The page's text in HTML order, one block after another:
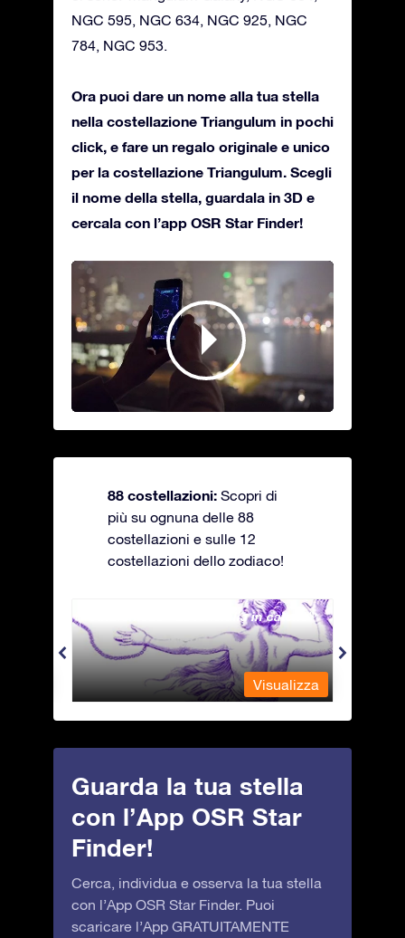
NGC 595, NGC 634, NGC 925, NGC
784, NGC 953.
Ora puoi dare un nome alla tua stella
nella costellazione Triangulum in pochi
click, e fare un regalo originale e unico
per la costellazione Triangulum. Scegli
il nome della stella, guardala in 3D e
cercala con l’app OSR Star Finder!
88 costellazioni: Scopri di
più su ognuna delle 88
costellazioni e sulle 12
costellazioni dello zodiaco!
Andromeda - La fanciulla in catene
Visualizza
Guarda la tua stella
con l’App OSR Star
Finder!
Cerca, individua e osserva la tua stella
con l’App OSR Star Finder. Puoi
scaricare l’App GRATUITAMENTE